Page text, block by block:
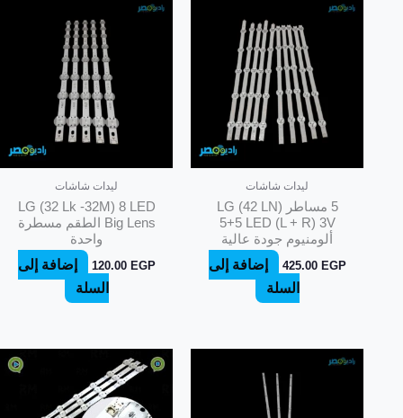
ليدات شاشات
5 مساطر LG (42 LN)
5+5 LED (L + R) 3V
ألومنيوم جودة عالية
425.00 EGP
إضافة إلى
السلة
ليدات شاشات
LG (32 Lk -32M) 8 LED
Big Lens الطقم مسطرة
واحدة
120.00 EGP
إضافة إلى
السلة